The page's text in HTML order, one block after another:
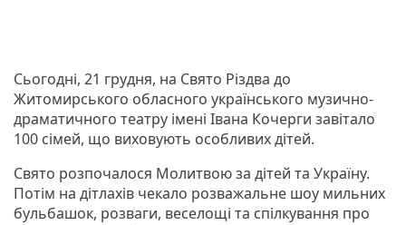
Сьогодні, 21 грудня, на Свято Різдва до
Житомирського обласного українського музично-
драматичного театру імені Івана Кочерги завітало
100 сімей, що виховують особливих дітей.
Свято розпочалося Молитвою за дітей та Україну.
Потім на дітлахів чекало розважальне шоу мильних
бульбашок, розваги, веселощі та спілкування про